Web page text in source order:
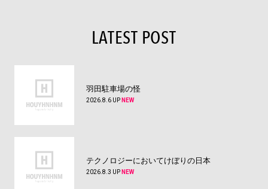
LATEST POST
羽田駐車場の怪
2026.8.6 UP NEW
テクノロジーにおいてけぼりの日本
2026.8.3 UP NEW